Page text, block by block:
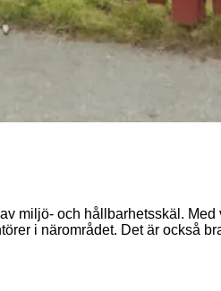
miljö- och hållbarhetsskäl.
i närområdet. Det är också